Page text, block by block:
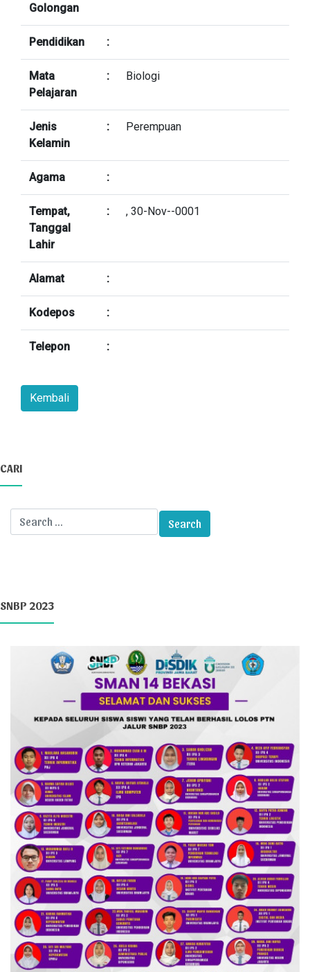
Golongan
Pendidikan :
Mata
Pelajaran
: Biologi
Jenis
Kelamin
: Perempuan
Agama :
Tempat,
Tanggal
Lahir
: , 30-Nov--0001
Alamat :
Kodepos :
Telepon :
CARI
SNBP 2023